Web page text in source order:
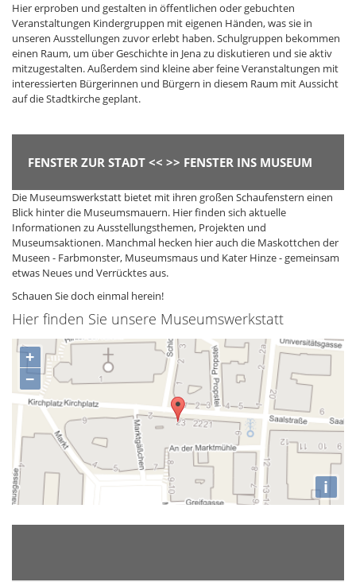
Hier erproben und gestalten in öffentlichen oder gebuchten
Veranstaltungen Kindergruppen mit eigenen Händen, was sie in
unseren Ausstellungen zuvor erlebt haben. Schulgruppen bekommen
einen Raum, um über Geschichte in Jena zu diskutieren und sie aktiv
mitzugestalten. Außerdem sind kleine aber feine Veranstaltungen mit
interessierten Bürgerinnen und Bürgern in diesem Raum mit Aussicht
auf die Stadtkirche geplant.
FENSTER ZUR STADT << >> FENSTER INS MUSEUM
Die Museumswerkstatt bietet mit ihren großen Schaufenstern einen
Blick hinter die Museumsmauern. Hier finden sich aktuelle
Informationen zu Ausstellungsthemen, Projekten und
Museumsaktionen. Manchmal hecken hier auch die Maskottchen der
Museen - Farbmonster, Museumsmaus und Kater Hinze - gemeinsam
etwas Neues und Verrücktes aus.
Schauen Sie doch einmal herein!
Hier finden Sie unsere Museumswerkstatt
+
−
i